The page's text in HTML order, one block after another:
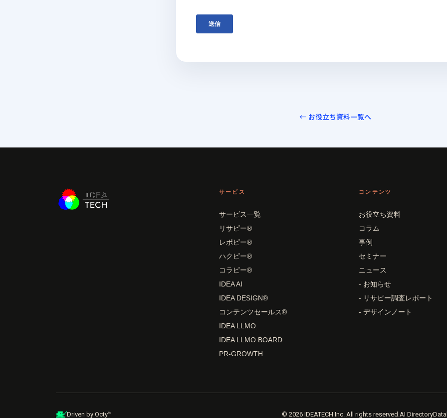
← お役立ち資料一覧へ
サービス
サービス一覧
リサピー®
レポピー®
ハクピー®
コラピー®
IDEA AI
IDEA DESIGN®
コンテンツセールス®
IDEA LLMO
IDEA LLMO BOARD
PR-GROWTH
コンテンツ
お役立ち資料
コラム
事例
セミナー
ニュース
- お知らせ
- リサピー調査レポート
- デザインノート
Driven by Octy™ © 2026 IDEATECH Inc. All rights reserved. AI Directory